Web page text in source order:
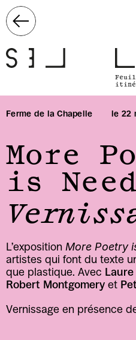
Ferme de la Chapelle le 22
More
is
L’exposition More Poetry
artistes qui font du texte
que plastique. Avec
Robert Montgomery et
Vernissage en présence